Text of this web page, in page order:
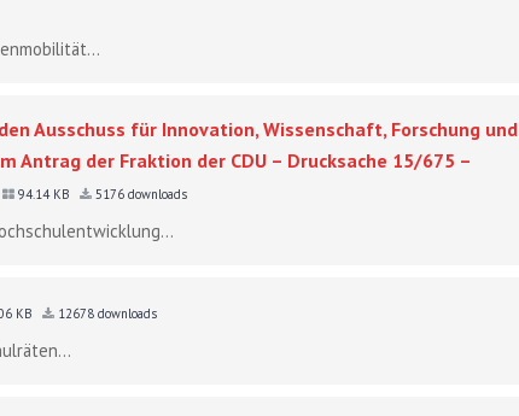
Ausschuss für Innovation, Wissenschaft, Forschung und
Antrag der Fraktion der CDU – Drucksache 15/675 –
94.14 KB 5176 downloads
KB 12678 downloads